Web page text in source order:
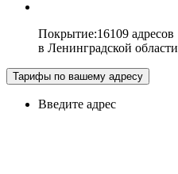
Покрытие:16109 адресов
в Ленинградской области
Тарифы по вашему адресу
Введите адрес